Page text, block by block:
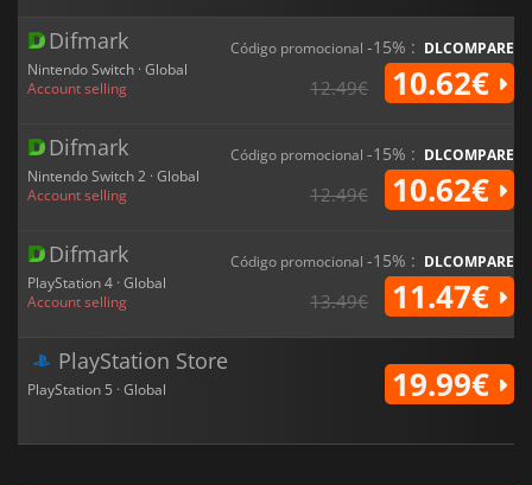
Difmark
Nintendo Switch · Global
Account selling
Código promocional -15% : DLCOMPARE
12.49€ 10.62€
Difmark
Nintendo Switch 2 · Global
Account selling
Código promocional -15% : DLCOMPARE
12.49€ 10.62€
Difmark
PlayStation 4 · Global
Account selling
Código promocional -15% : DLCOMPARE
13.49€ 11.47€
PlayStation Store
PlayStation 5 · Global 19.99€